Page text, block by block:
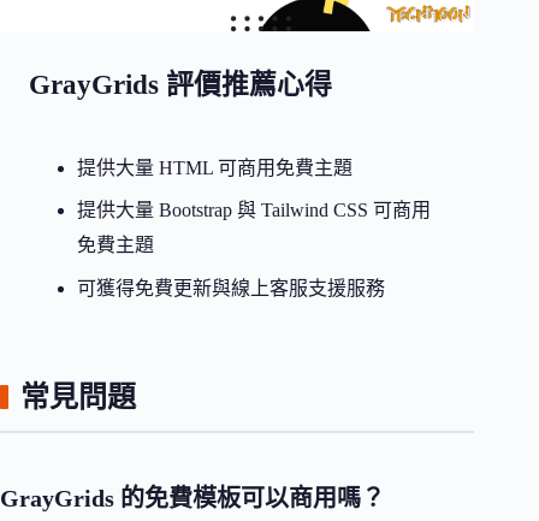
GrayGrids 評價推薦心得
提供大量 HTML 可商用免費主題
提供大量 Bootstrap 與 Tailwind CSS 可商用
免費主題
可獲得免費更新與線上客服支援服務
常見問題
GrayGrids 的免費模板可以商用嗎？